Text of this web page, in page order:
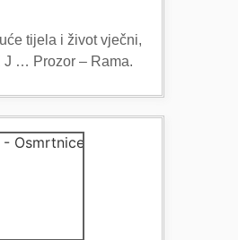
tijela i život vječni,
J … Prozor – Rama.